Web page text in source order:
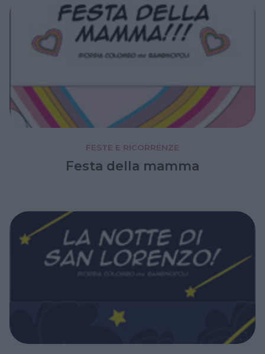
FESTE E RICORRENZE
Festa della mamma